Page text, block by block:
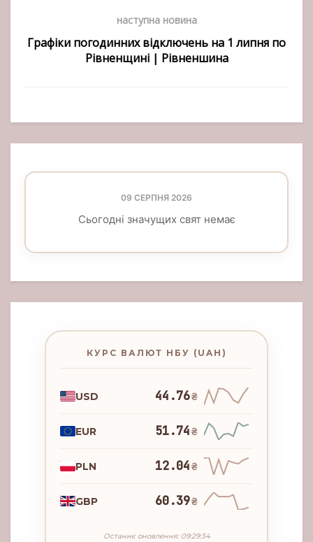
наступна новина
Графіки погодинних відключень на 1 липня по
Рівненщині | Рівненшина
09 СЕРПНЯ 2026
Сьогодні значущих свят немає
КУРС ВАЛЮТ НБУ (UAH)
USD 44.76₴
EUR 51.74₴
PLN 12.04₴
GBP 60.39₴
Останнє оновлення: 09:29:34